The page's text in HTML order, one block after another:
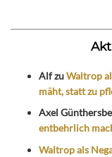
AlfzuWaltrop
mäht, statt zu
Axel
entbehrlich
Waltrop als